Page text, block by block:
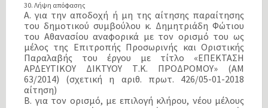
30. Λήψη απόφασης
Α. για την αποδοχή ή μη της αίτησης παραίτησης
τoυ δημοτικού συμβούλου κ. Δημητριάδη Φώτιου
του Αθανασίου αναφορικά με τον ορισμό του ως
μέλος της Επιτροπής Προσωρινής και Οριστικής
Παραλαβής του έργου με τίτλο «ΕΠΕΚΤΑΣΗ
ΑΡΔΕΥΤΙΚΟΥ ΔΙΚΤΥΟΥ Τ.Κ. ΠΡΟΔΡΟΜΟΥ» (ΑΜ
63/2014) (σχετική η αριθ. πρωτ. 426/05-01-2018
αίτηση)
Β. για τον ορισμό, με επιλογή κλήρου, νέου μέλους